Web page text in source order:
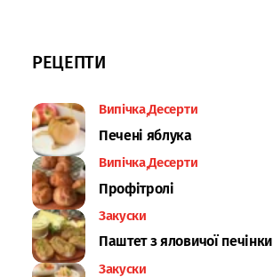
РЕЦЕПТИ
Випічка Десерти
Печені яблука
Випічка Десерти
Профітролі
Закуски
Паштет з яловичої печінки
Закуски